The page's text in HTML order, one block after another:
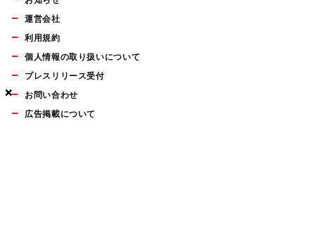
×
×
×
運営会社
利用規約
個人情報の取り扱いについて
プレスリリース受付
お問い合わせ
広告掲載について